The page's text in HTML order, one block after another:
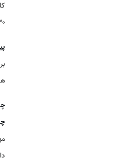
۲۰۳۰ و ۲۰۵۰ هستند که
بر